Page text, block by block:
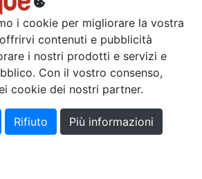
i cookie per migliorare la vostra
contenuti e pubblicità
i nostri prodotti e servizi e
Con il vostro consenso,
cookie dei nostri partner.
Rifiuto Più informazioni